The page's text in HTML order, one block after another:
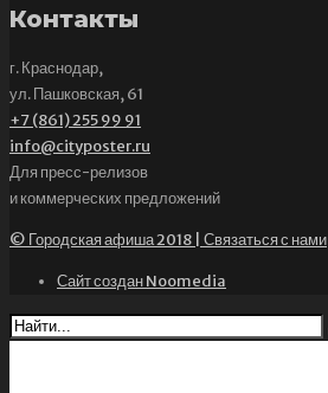
Контакты
г. Краснодар,
ул. Пашковская, 61
+7 (861) 255 99 91
info@cityposter.ru
Для пресс-релизов
и коммерческих предложений
© Городская афиша 2018 | Связаться с нами
Сайт создан Noomedia